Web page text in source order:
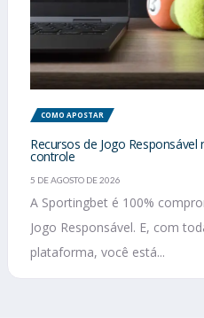
COMO APOSTAR
Recursos de Jogo
controle
5 DE AGOSTO DE 2026
A Sportingbet é 100%
Jogo Responsável. E, com
plataforma, você está...